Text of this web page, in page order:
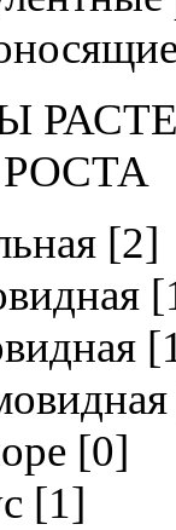
[2]
[0]
[1]